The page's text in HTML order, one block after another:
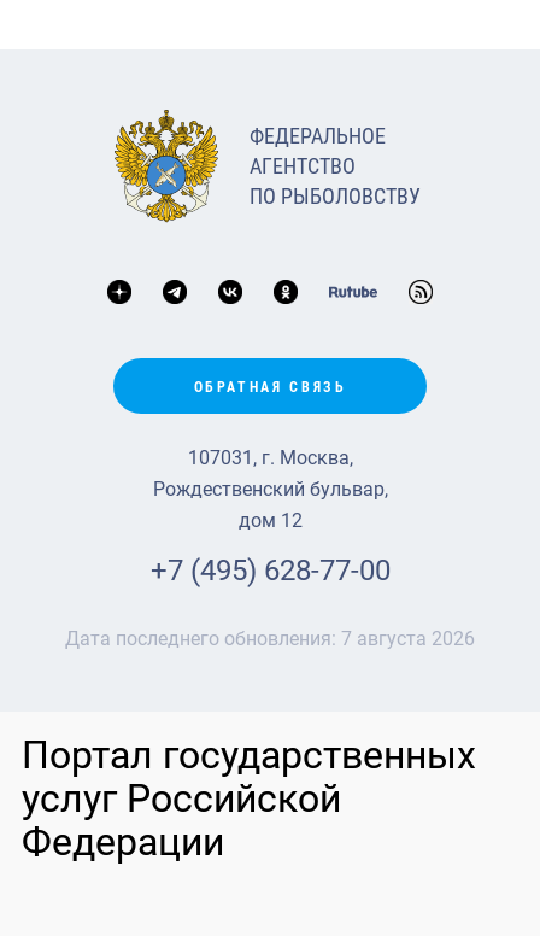
ФЕДЕРАЛЬНОЕ
АГЕНТСТВО
ПО РЫБОЛОВСТВУ
ОБРАТНАЯ СВЯЗЬ
107031, г. Москва,
Рождественский бульвар,
дом 12
+7 (495) 628-77-00
Дата последнего обновления: 7 августа 2026
Портал государственных
услуг Российской
Федерации